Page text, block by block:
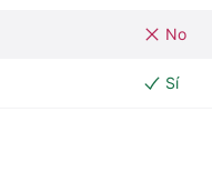
No
Sí